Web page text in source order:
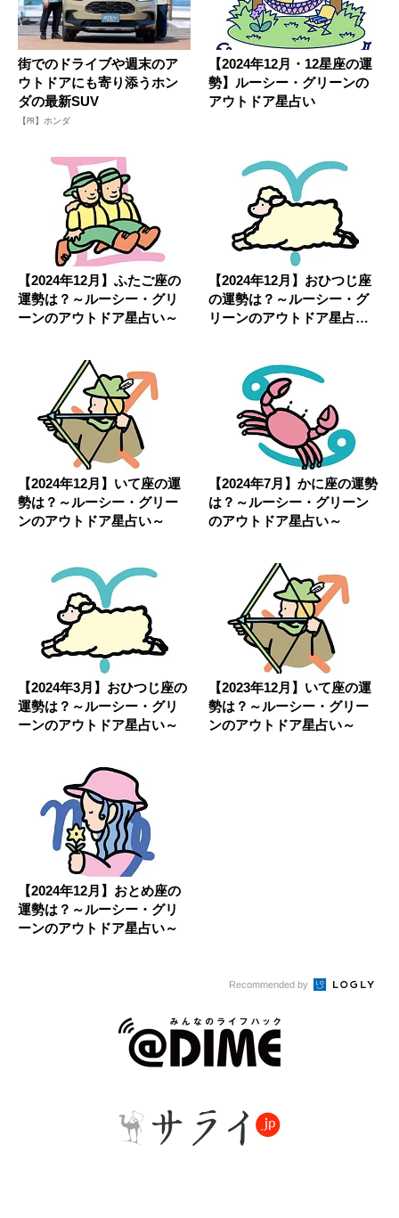
街でのドライブや週末のア
ウトドアにも寄り添うホン
ダの最新SUV
【PR】ホンダ
【2024年12月・12星座の運
勢】ルーシー・グリーンの
アウトドア星占い
【2024年12月】ふたご座の
運勢は？～ルーシー・グリ
ーンのアウトドア星占い～
【2024年12月】おひつじ座
の運勢は？～ルーシー・グ
リーンのアウトドア星占い
【2024年12月】いて座の運
勢は？～ルーシー・グリー
ンのアウトドア星占い～
【2024年7月】かに座の運勢
は？～ルーシー・グリーン
のアウトドア星占い～
【2024年3月】おひつじ座の
運勢は？～ルーシー・グリ
ーンのアウトドア星占い～
【2023年12月】いて座の運
勢は？～ルーシー・グリー
ンのアウトドア星占い～
【2024年12月】おとめ座の
運勢は？～ルーシー・グリ
ーンのアウトドア星占い～
Recommended by